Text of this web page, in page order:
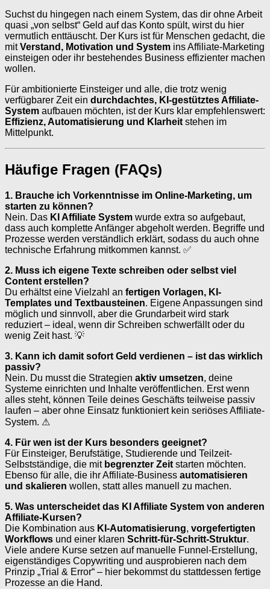
Suchst du hingegen nach einem System, das dir ohne Arbeit
quasi „von selbst“ Geld auf das Konto spült, wirst du hier
vermutlich enttäuscht. Der Kurs ist für Menschen gedacht, die
mitVerstand, Motivation und System ins Affiliate-Marketing
einsteigen oder ihr bestehendes Business effizienter machen
wollen.
Für ambitionierte Einsteiger und alle, die trotz wenig
verfügbarer Zeit ein durchdachtes, KI-gestütztes Affiliate-
System aufbauen möchten, ist der Kurs klar empfehlenswert:
Effizienz, Automatisierung und Klarheit stehen im
Mittelpunkt.
Häufige Fragen (FAQs)
1. Brauche ich Vorkenntnisse im Online-Marketing, um
starten zu können?
Nein. Das KI Affiliate System wurde extra so aufgebaut,
dass auch komplette Anfänger abgeholt werden. Begriffe und
Prozesse werden verständlich erklärt, sodass du auch ohne
technische Erfahrung mitkommen kannst. ✅
2. Muss ich eigene Texte schreiben oder selbst viel
Content erstellen?
Du erhältst eine Vielzahl an fertigen Vorlagen, KI-
Templates und Textbausteinen. Eigene Anpassungen sind
möglich und sinnvoll, aber die Grundarbeit wird stark
reduziert – ideal, wenn dir Schreiben schwerfällt oder du
wenig Zeit hast. 💡
3. Kann ich damit sofort Geld verdienen – ist das wirklich
passiv?
Nein. Du musst die Strategien aktiv umsetzen, deine
Systeme einrichten und Inhalte veröffentlichen. Erst wenn
alles steht, können Teile deines Geschäfts teilweise passiv
laufen – aber ohne Einsatz funktioniert kein seriöses Affiliate-
System. ⚠
4. Für wen ist der Kurs besonders geeignet?
Für Einsteiger, Berufstätige, Studierende und Teilzeit-
Selbstständige, die mit begrenzter Zeit starten möchten.
Ebenso für alle, die ihr Affiliate-Business automatisieren
und skalieren wollen, statt alles manuell zu machen.
5. Was unterscheidet das KI Affiliate System von anderen
Affiliate-Kursen?
Die Kombination aus KI-Automatisierung, vorgefertigten
Workflows und einer klaren Schritt-für-Schritt-Struktur.
Viele andere Kurse setzen auf manuelle Funnel-Erstellung,
eigenständiges Copywriting und ausprobieren nach dem
Prinzip „Trial & Error“ – hier bekommst du stattdessen fertige
Prozesse an die Hand.